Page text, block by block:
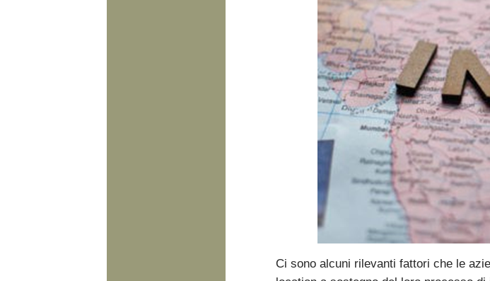
Ci sono alcuni rilevanti fattori che le